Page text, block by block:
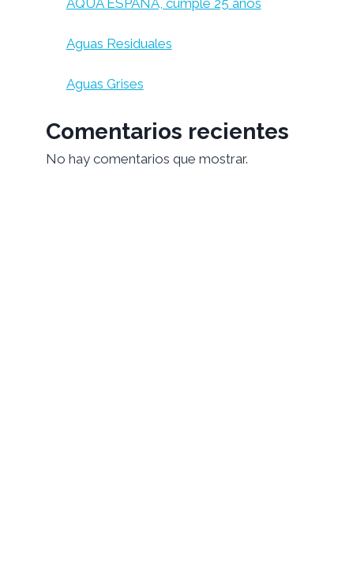
AQUA ESPAÑA, cumple 25 años
Aguas Residuales
Aguas Grises
Comentarios recientes
No hay comentarios que mostrar.